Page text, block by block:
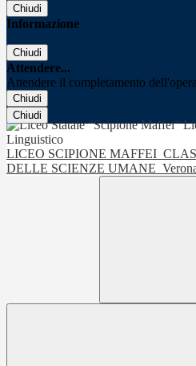
Chiudi
Informazione
Chiudi
Attendere...
Attendere il completamento
Chiudi
Chiudi
LICEO SCIPIONE MAFFEI
DELLE SCIENZE UMANE